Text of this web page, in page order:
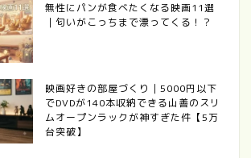
無性にパンが食べたくなる映画11選
｜匂いがこっちまで漂ってくる！？
映画好きの部屋づくり｜5000円以下
でDVDが140本収納できる山善のスリ
ムオープンラックが神すぎた件【5万
台突破】